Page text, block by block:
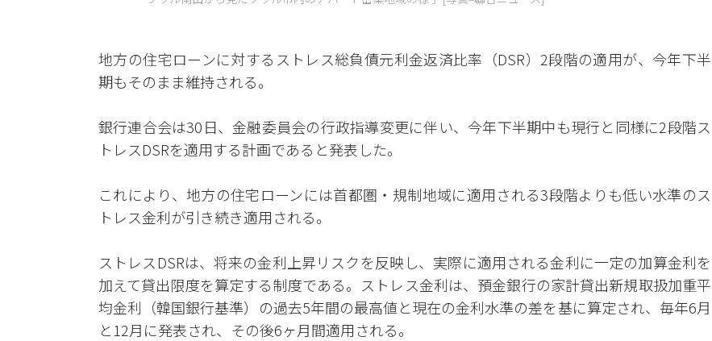
地方の住宅ローンに対するストレス総負債元利金返済比率（DSR）2段階の適用が、今年下半
期もそのまま維持される。
銀行連合会は30日、金融委員会の行政指導変更に伴い、今年下半期中も現行と同様に2段階ス
トレスDSRを適用する計画であると発表した。
これにより、地方の住宅ローンには首都圏・規制地域に適用される3段階よりも低い水準のス
トレス金利が引き続き適用される。
ストレスDSRは、将来の金利上昇リスクを反映し、実際に適用される金利に一定の加算金利を
加えて貸出限度を算定する制度である。ストレス金利は、預金銀行の家計貸出新規取扱加重平
均金利（韓国銀行基準）の過去5年間の最高値と現在の金利水準の差を基に算定され、毎年6月
と12月に発表され、その後6ヶ月間適用される。